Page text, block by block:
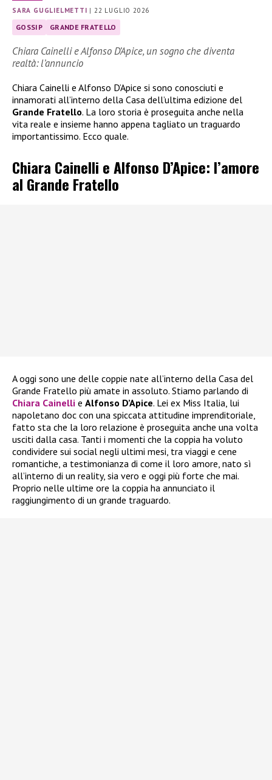
SARA GUGLIELMETTI | 22 LUGLIO 2026
GOSSIP GRANDE FRATELLO
Chiara Cainelli e Alfonso D’Apice, un sogno che diventa
realtà: l’annuncio
Chiara Cainelli e Alfonso D’Apice si sono conosciuti e
innamorati all’interno della Casa dell’ultima edizione del
Grande Fratello. La loro storia è proseguita anche nella
vita reale e insieme hanno appena tagliato un traguardo
importantissimo. Ecco quale.
Chiara Cainelli e Alfonso D’Apice: l’amore
al Grande Fratello
A oggi sono une delle coppie nate all’interno della Casa del
Grande Fratello più amate in assoluto. Stiamo parlando di
Chiara Cainelli e Alfonso D’Apice. Lei ex Miss Italia, lui
napoletano doc con una spiccata attitudine imprenditoriale,
fatto sta che la loro relazione è proseguita anche una volta
usciti dalla casa. Tanti i momenti che la coppia ha voluto
condividere sui social negli ultimi mesi, tra viaggi e cene
romantiche, a testimonianza di come il loro amore, nato sì
all’interno di un reality, sia vero e oggi più forte che mai.
Proprio nelle ultime ore la coppia ha annunciato il
raggiungimento di un grande traguardo.